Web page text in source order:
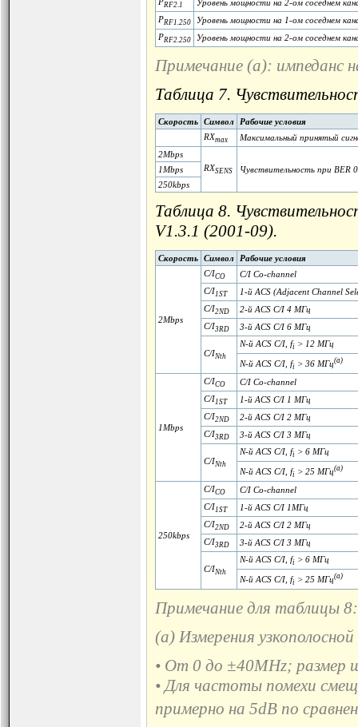
RF2.1
Уровень мощности на 2-ом соседнем
PRF1.250
Уровень мощности на 1-ом соседнем
PRF2.250 Уровень мощности на 2-ом соседнем
Примечание (a): импеданс
Таблица 7.
Скорость Символ
Рабочие условия
RXmax
Максимальный принятый
2Mbps
RXSENS Чувствительность при BER
1Mbps
250kbps
Таблица 8.
V1.3.1 (2001-09).
Скорость Символ Рабочие условия
2Mbps
C/ICO
C/I Co-channel
C/I1ST
1-й ACS (Adjacent Channel
C/I2ND
2-й ACS C/I 4 МГц
C/I3RD 3-й ACS C/I 6 МГц
C/INth
N-й ACS C/I, fi > 12 МГц
N-й ACS C/I, fi > 36 МГц(a)
1Mbps
C/ICO
C/I Co-channel
C/I1ST
1-й ACS C/I 1 МГц
C/I2ND
2-й ACS C/I 2 МГц
C/I3RD 3-й ACS C/I 3 МГц
C/INth
N-й ACS C/I, fi > 6 МГц
N-й ACS C/I, fi > 25 МГц(a)
250kbps
C/ICO
C/I Co-channel
C/I1ST
1-й ACS C/I 1МГц
C/I2ND
2-й ACS C/I 2 МГц
C/I3RD 3-й ACS C/I 3 МГц
C/INth
N-й ACS C/I, fi > 6 МГц
N-й ACS C/I, fi > 25 МГц(a)
Примечание для таблицы 8:
(a) Измерения
• От 0 до ±40MHz; размер
• Для частоты помехи
примерно на 5dB по